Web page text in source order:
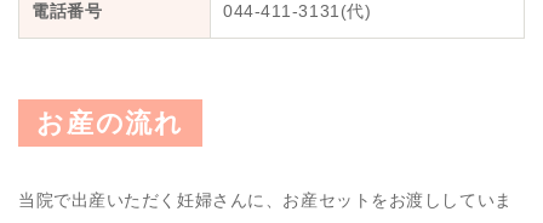
電話番号 044-411-3131(代)
お産の流れ
当院で出産いただく妊婦さんに、お産セットをお渡ししていま